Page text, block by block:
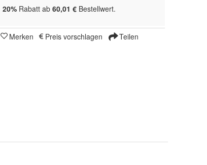
20% Rabatt ab 60,01 € Bestellwert.
Merken Preis vorschlagen Teilen